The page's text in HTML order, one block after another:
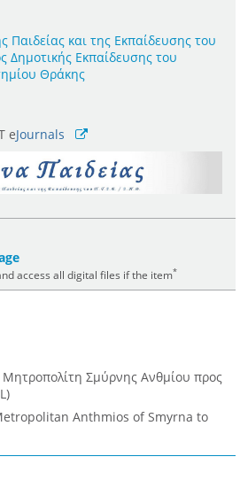
Παιδείας και της Εκπαίδευσης του
Δημοτικής Εκπαίδευσης του
Θράκης
eJournals
access all digital files if the item*
Μητροπολίτη Σμύρνης Ανθμίου προς
Anthmios of Smyrna to